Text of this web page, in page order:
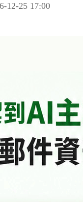
12-25 17:00